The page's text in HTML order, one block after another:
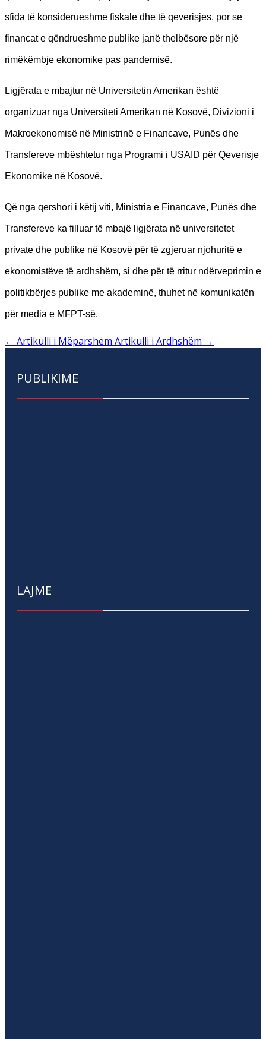
sfida të konsiderueshme fiskale dhe të qeverisjes, por se
financat e qëndrueshme publike janë thelbësore për një
rimëkëmbje ekonomike pas pandemisë.
Ligjërata e mbajtur në Universitetin Amerikan është
organizuar nga Universiteti Amerikan në Kosovë, Divizioni i
Makroekonomisë në Ministrinë e Financave, Punës dhe
Transfereve mbështetur nga Programi i USAID për Qeverisje
Ekonomike në Kosovë.
Që nga qershori i këtij viti, Ministria e Financave, Punës dhe
Transfereve ka filluar të mbajë ligjërata në universitetet
private dhe publike në Kosovë për të zgjeruar njohuritë e
ekonomistëve të ardhshëm, si dhe për të rritur ndërveprimin e
politikbërjes publike me akademinë, thuhet në komunikatën
për media e MFPT-së.
← Artikulli i Mëparshëm Artikulli i Ardhshëm →
PUBLIKIME
LAJME